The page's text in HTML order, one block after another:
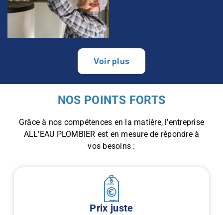
Voir plus
NOS POINTS FORTS
Grâce à nos compétences en la matière, l’entreprise
ALL’EAU PLOMBIER est en mesure de répondre à
vos besoins :
Prix juste